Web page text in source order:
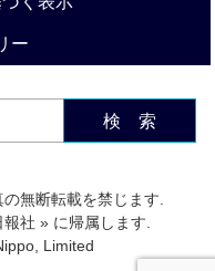
ー
検 索
無断転載を禁じます.
報社 » に帰属します.
Limited